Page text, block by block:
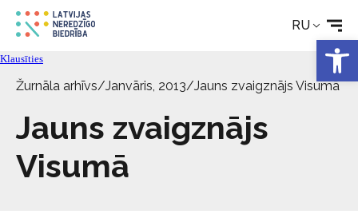
RU
Технические средства
Новости
Услуги
Об Обществе
Klausīties
Žurnāla arhīvs/Janvāris, 2013/Jauns zvaigznājs Visumā
Jauns zvaigznājs
Visumā